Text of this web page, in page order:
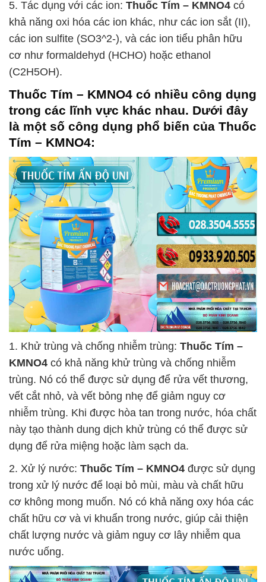
5. Tác dụng với các ion: Thuốc Tím – KMNO4 có
khả năng oxi hóa các ion khác, như các ion sắt (II),
các ion sulfite (SO3^2-), và các ion tiểu phân hữu
cơ như formaldehyd (HCHO) hoặc ethanol
(C2H5OH).
Thuốc Tím – KMNO4 có nhiều công dụng
trong các lĩnh vực khác nhau. Dưới đây
là một số công dụng phổ biến của Thuốc
Tím – KMNO4:
1. Khử trùng và chống nhiễm trùng: Thuốc Tím –
KMNO4 có khả năng khử trùng và chống nhiễm
trùng. Nó có thể được sử dụng để rửa vết thương,
vết cắt nhỏ, và vết bỏng nhẹ để giảm nguy cơ
nhiễm trùng. Khi được hòa tan trong nước, hóa chất
này tạo thành dung dịch khử trùng có thể được sử
dụng để rửa miệng hoặc làm sạch da.
2. Xử lý nước: Thuốc Tím – KMNO4 được sử dụng
trong xử lý nước để loại bỏ mùi, màu và chất hữu
cơ không mong muốn. Nó có khả năng oxy hóa các
chất hữu cơ và vi khuẩn trong nước, giúp cải thiện
chất lượng nước và giảm nguy cơ lây nhiễm qua
nước uống.